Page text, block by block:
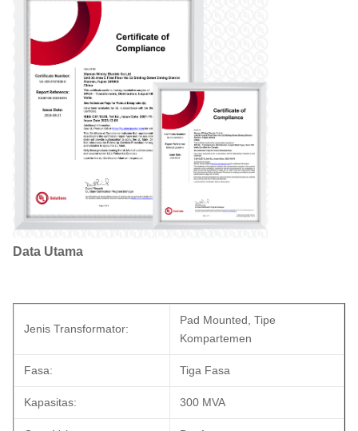
Data Utama
Jenis Transformator:
Pad Mounted, Tipe
Kompartemen
Fasa: Tiga Fasa
Kapasitas: 300 MVA